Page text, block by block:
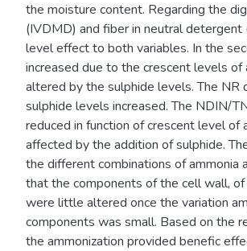
the moisture content. Regarding the
(IVDMD) and fiber in neutral
level effect to both variables. In the
increased due to the crescent levels
altered by the sulphide levels. The NR
sulphide levels increased. The NDIN/
reduced in function of crescent level
affected by the addition of sulphide.
the different combinations of ammonia
that the components of the cell wall,
were little altered once the variation
components was small. Based on the
the ammonization provided benefic